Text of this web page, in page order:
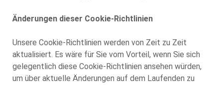
Änderungen dieser Cookie-Richtlinien
Unsere Cookie-Richtlinien werden von Zeit zu Zeit
aktualisiert. Es wäre für Sie vom Vorteil, wenn Sie sich
gelegentlich diese Cookie-Richtlinien ansehen würden,
um über aktuelle Änderungen auf dem Laufenden zu